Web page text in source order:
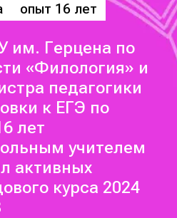
опыт 16 лет
им. Герцена по
«Филология» и
педагогики
к ЕГЭ по
лет
учителем
активных
курса 2024